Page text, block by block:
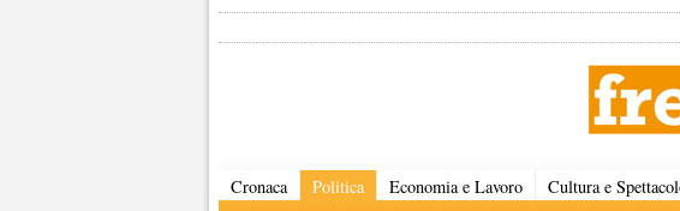
Cronaca Politica Economia e Lavoro Cultura e